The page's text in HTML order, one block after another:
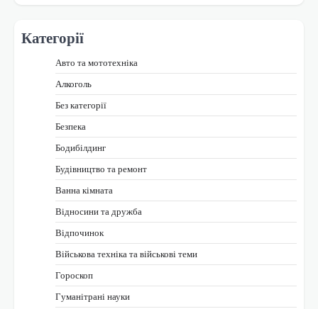
Категорії
Авто та мототехніка
Алкоголь
Без категорії
Безпека
Бодибілдинг
Будівництво та ремонт
Ванна кімната
Відносини та дружба
Відпочинок
Військова техніка та військові теми
Гороскоп
Гуманітрані науки